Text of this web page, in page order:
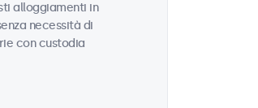
alloggiamenti in
necessità di
con custodia